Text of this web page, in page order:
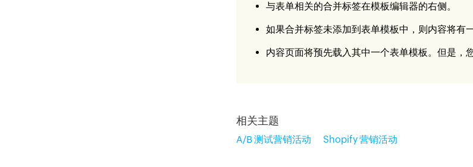
与表单相关的合并标签在模板编辑器的右侧。
如果合并标签未添加到表单模板中，则内容将有
内容页面将预先载入其中一个表单模板。但是，
相关主题
A/B 测试营销活动 Shopify 营销活动